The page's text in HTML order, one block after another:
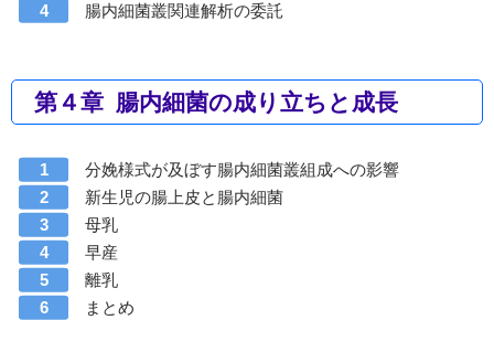
腸内細菌叢関連解析の委託
第４章 腸内細菌の成り立ちと成長
分娩様式が及ぼす腸内細菌叢組成への影響
新生児の腸上皮と腸内細菌
母乳
早産
離乳
まとめ